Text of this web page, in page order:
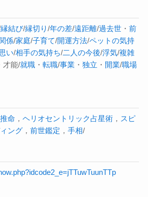
縁結び/縁切り/年の差/遠距離/過去世・ 前
係/家庭/子育て/開運方法/ペットの気持
い/相手の気持ち/二人の今後/浮気/複雑
才能/就職・ 転職/事業 ・ 独立 ・ 開業/職場
命 ， ヘリオセントリック占星術， スピ
ング， 前世鑑定 ， 手相/